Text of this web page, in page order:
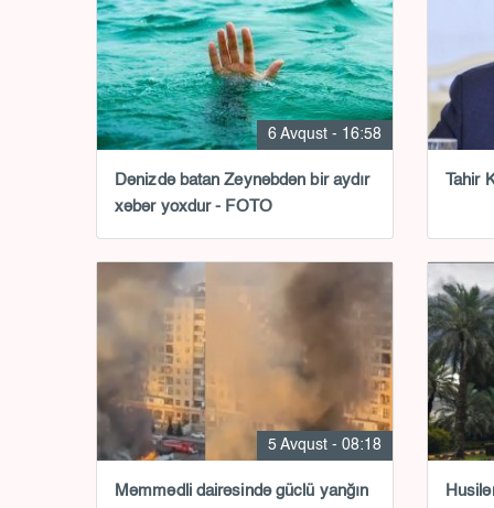
6 Avqust - 16:58
Dənizdə batan Zeynəbdən bir aydır
xəbər yoxdur - FOTO
Tahir
5 Avqust - 08:18
Məmmədli dairəsində güclü yanğın